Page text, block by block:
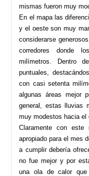
mismas fueron muy
En el mapa las
y el oeste son muy
considerarse
corredores donde
milímetros. Dentro
puntuales,
con casi setenta
algunas áreas mejor
general, estas lluvias
muy modestos hacia el
Claramente con
apropiado para el mes
a cumplir debería
no fue mejor y por
una ola de calor que